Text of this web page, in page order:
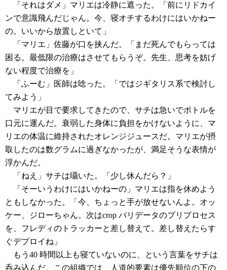
「それはダメ」マリエは冷静に遮った。「前にリドカイ
ンで意識飛んだじゃん。今、寝オチするわけにはいかねー
の。いいから放置しといて」
「マリエ」佐藤が口を挟んだ。「まだ死んでもらっては
困る。最低限の治療はさせてもらうぞ。先生、思考を妨げ
ない程度で治療を」
「ふーむ」医師は唸った。「ではジギタリス系で検討し
てみよう」
マリエが目で要求してきたので、サチは急いでボトルを
口元に運んだ。衰弱した身体に負担をかけないように、マ
リエの体温に維持されたオレンジジュースだ。マリエが摂
取したのは数グラムに過ぎなかったが、満足そうな表情が
浮かんだ。
「ねえ」サチは囁いた。「少し休んだら？」
「そーいうわけにはいかねーの」マリエは指を休めよう
ともしなかった。「今、ちょっと手が放せないんよ。オッ
ケー、ジローちゃん。次はcrop バリデータのプリプロセス
を、フレディのトラッカーと差し替えて。差し替えたらす
ぐデプロイね」
もう40 時間以上も寝ていないのに、という言葉をサチは
呑み込んだ。この組織では、人道的要素は優先順位の下の